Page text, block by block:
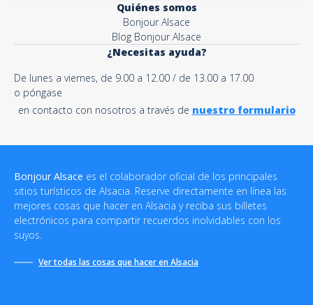
Quiénes somos
Bonjour Alsace
Blog Bonjour Alsace
¿Necesitas ayuda?
De lunes a viernes, de 9.00 a 12.00 / de 13.00 a 17.00
o póngase
en contacto con nosotros a través de nuestro formulario
Bonjour Alsace es el colaborador oficial de los principales
sitios turísticos de Alsacia. Reserve directamente en línea las
mejores cosas que hacer en Alsacia y reciba sus billetes
electrónicos para compartir recuerdos inolvidables con los
suyos.
Ver todas las cosas que hacer en Alsacia